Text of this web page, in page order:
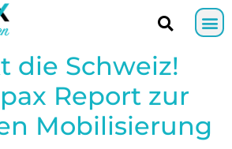
die Schweiz!
Report zur
Mobilisierung